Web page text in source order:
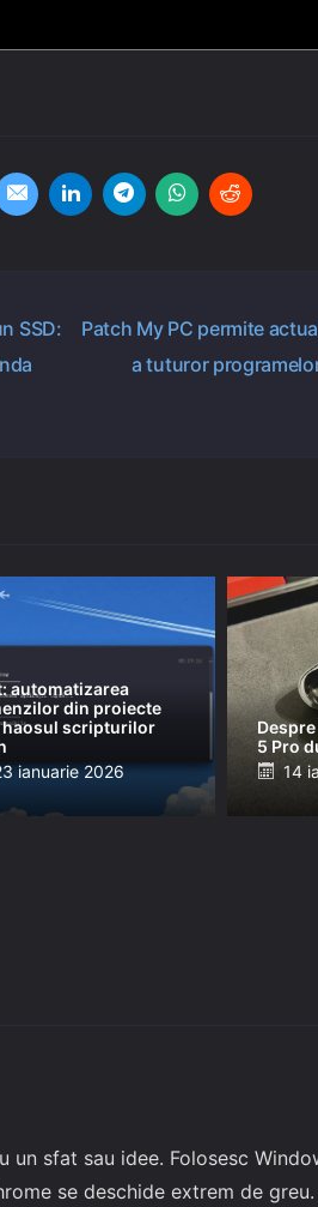
SSD:
Patch My PC permite
a tuturor
automatizarea
din proiecte
haosul scripturilor
ianuarie 2026
5 Pro
14
sfat sau idee. Folosesc
se deschide extrem de